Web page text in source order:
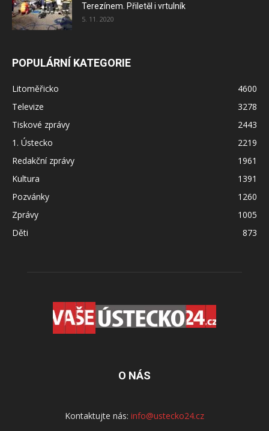
Terezínem. Přiletěl i vrtulník
5. 11. 2020
POPULÁRNÍ KATEGORIE
Litoměřicko
4600
Televize
3278
Tiskové zprávy
2443
1. Ústecko
2219
Redakční zprávy
1961
Kultura
1391
Pozvánky
1260
Zprávy
1005
Děti
873
O NÁS
Kontaktujte nás: info@ustecko24.cz